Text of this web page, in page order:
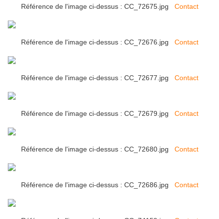
Référence de l'image ci-dessus : CC_72675.jpg Contact
Référence de l'image ci-dessus : CC_72676.jpg Contact
Référence de l'image ci-dessus : CC_72677.jpg Contact
Référence de l'image ci-dessus : CC_72679.jpg Contact
Référence de l'image ci-dessus : CC_72680.jpg Contact
Référence de l'image ci-dessus : CC_72686.jpg Contact